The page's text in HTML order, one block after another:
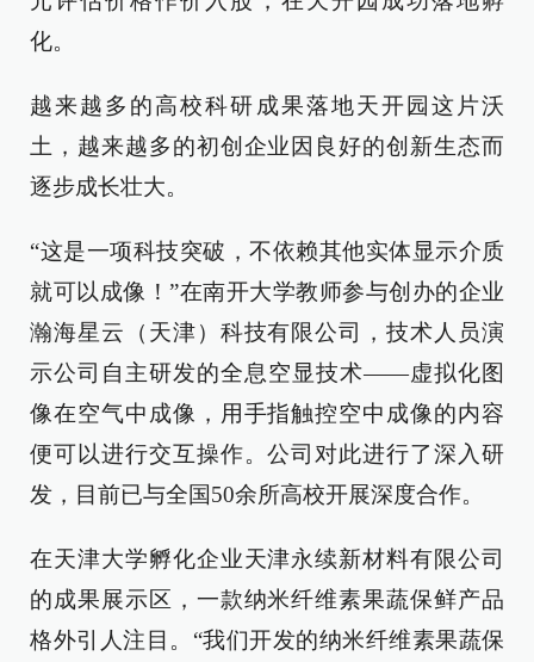
化。
越来越多的高校科研成果落地天开园这片沃
土，越来越多的初创企业因良好的创新生态而
逐步成长壮大。
“这是一项科技突破，不依赖其他实体显示介质
就可以成像！”在南开大学教师参与创办的企业
瀚海星云（天津）科技有限公司，技术人员演
示公司自主研发的全息空显技术——虚拟化图
像在空气中成像，用手指触控空中成像的内容
便可以进行交互操作。公司对此进行了深入研
发，目前已与全国50余所高校开展深度合作。
在天津大学孵化企业天津永续新材料有限公司
的成果展示区，一款纳米纤维素果蔬保鲜产品
格外引人注目。“我们开发的纳米纤维素果蔬保